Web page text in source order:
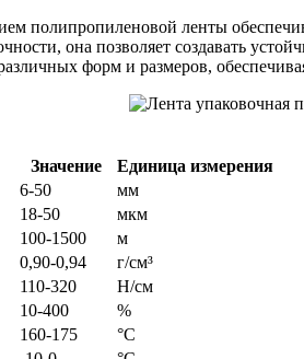
полипропиленовой ленты
она позволяет создавать
форм и размеров,
Значение
Единица измерения
6-50
мм
18-50
мкм
100-1500
м
0,90-0,94
г/см³
110-320
Н/см
10-400
%
160-175
°C